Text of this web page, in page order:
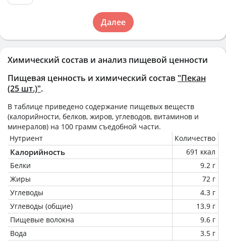
Химический состав и анализ пищевой ценности
Пищевая ценность и химический состав "Пекан
(25 шт.)".
В таблице приведено содержание пищевых веществ
(калорийности, белков, жиров, углеводов, витаминов и
минералов) на 100 грамм съедобной части.
Нутриент
Количество
Калорийность
691 ккал
Белки
9.2 г
Жиры
72 г
Углеводы
4.3 г
Углеводы (общие)
13.9 г
Пищевые волокна
9.6 г
Вода
3.5 г
Далее